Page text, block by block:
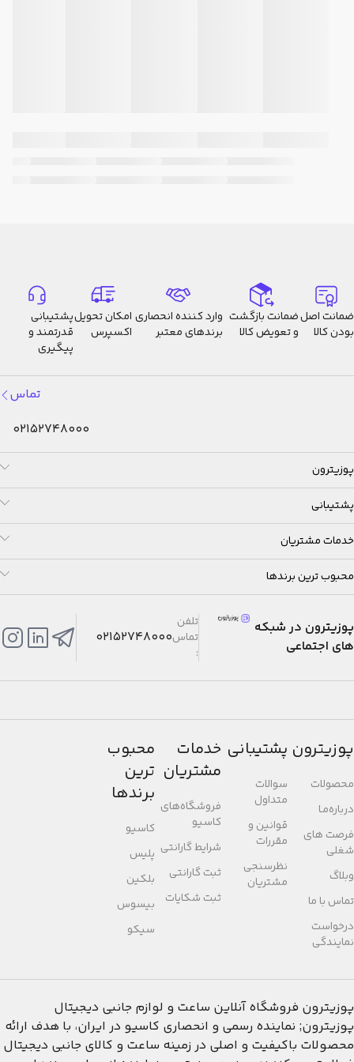
ضمانت اصل
بودن کالا
ضمانت بازگشت
و تعویض کالا
وارد کننده انحصاری
برندهای معتبر
امکان تحویل
اکسپرس
پشتیبانی
قدرتمند و
پیگیری
تماس
02152748000
پوزیترون
پشتیبانی
خدمات مشتریان
محبوب ترین برندها
پوزیترون در شبکه
های اجتماعی
تلفن
تماس
:
02152748000
پوزیترون
محصولات
درباره‌مـا
فرصت های
شغلی
وبلاگ
تماس با ما
درخواست
نمایندگی
پشتیبانی
سوالات
متداول
قوانین و
مقررات
نظرسنجی
مشتریان
خدمات
مشتریان
فروشگاه‌های
کاسیو
شرایط گارانتی
ثبت گارانتی
ثبت شکایات
محبوب
ترین
برندها
کاسیو
پلیس
بلکین
بیسوس
سیکو
پوزیترون فروشگاه آنلاین ساعت و لوازم جانبی دیجیتال
پوزیترون; نماینده رسمی و انحصاری کاسیو در ایران، با هدف ارائه
محصولات باکیفیت و اصلی در زمینه ساعت و کالای جانبی دیجیتال